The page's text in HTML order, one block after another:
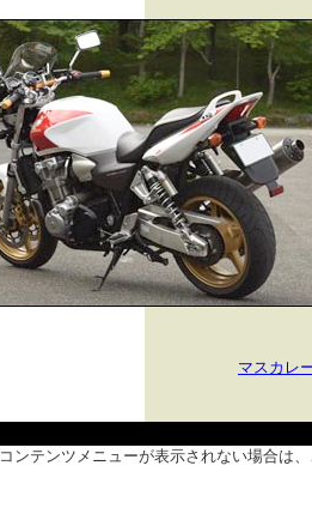
マスカレ
コンテンツメニューが表示されない場合は